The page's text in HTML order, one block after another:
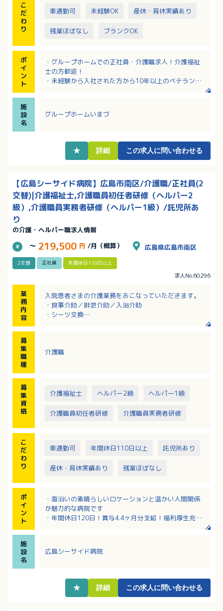
こ
だ
わ
り
車通勤可 未経験OK 産休・育休実績あり
残業ほぼなし ブランクOK
ポ
イ
ン
ト
・グループホームでの正社員・介護職求人！介護福祉
士の方歓迎！
・未経験から入社された方から10年以上のベテランま
できる温かい雰囲気の職場環境です！
・近隣の小学校や幼稚園との交流機会があります！
施
設
名
グループホームいまづ
★ 詳細 この求人に問い合わせる
【広島シーサイド病院】広島市南区/介護職/正社員(2
交替)|介護福祉士,介護職員初任者研修（ヘルパー2
級）,介護職員実務者研修（ヘルパー1級）/託児所あ
り
の介護・ヘルパー職求人情報
～ 219,500 円 /月（概算） 広島県広島市南区
2交替 正社員 年間休日110日以上
求人No.60296
業
務
内
容
入院患者さまの介護業務をおこなっていただきます。
・食事介助／排泄介助／入浴介助
・シーツ交換
募
集
職
種
介護職
募
集
資
格
介護福祉士 ヘルパー2級 ヘルパー1級
介護職員初任者研修 介護職員実務者研修
こ
だ
わ
り
車通勤可 年間休日110日以上 託児所あり
産休・育休実績あり 残業ほぼなし
ポ
イ
ン
ト
・海沿いの素晴らしいロケーションと温かい人間関係
が魅力的な病院です
・年間休日120日！賞与4.4ヶ月分支給！福利厚生充
・院内託児所あり！待機もほぼなしで子育て中の方も
安心です♪！
施
設
名
広島シーサイド病院
★ 詳細 この求人に問い合わせる